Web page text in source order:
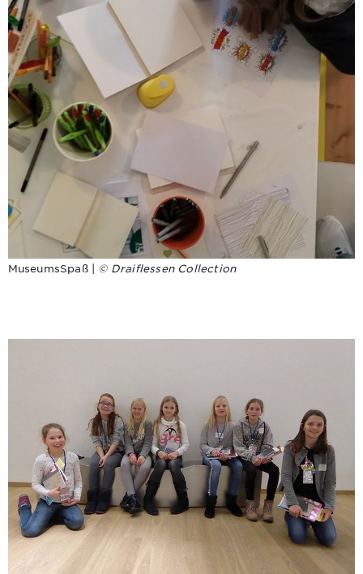
MuseumsSpaß | © Draiflessen Collection